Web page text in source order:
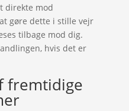
direkte mod
gøre dette i stille vejr
tilbage mod dig.
hvis det er
fremtidige